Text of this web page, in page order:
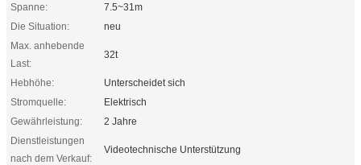
Spanne:
7.5~31m
Die Situation:
neu
Max. anhebende
Last:
32t
Hebhöhe:
Unterscheidet sich
Stromquelle:
Elektrisch
Gewährleistung:
2 Jahre
Dienstleistungen
nach dem Verkauf:
Videotechnische Unterstützung